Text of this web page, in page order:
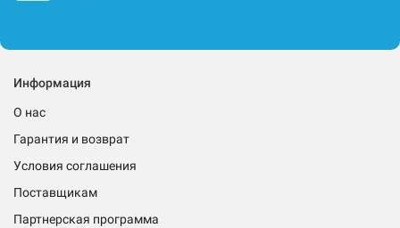
Информация
О нас
Гарантия и возврат
Условия соглашения
Поставщикам
Партнерская программа